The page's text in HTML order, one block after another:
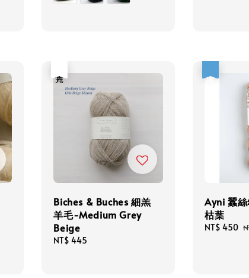
Biches & Buches 細羔
羊毛-Medium Grey
Beige
Regular
NT$ 445
Ayni 蠶
枯葉
Sale
NT$ 450